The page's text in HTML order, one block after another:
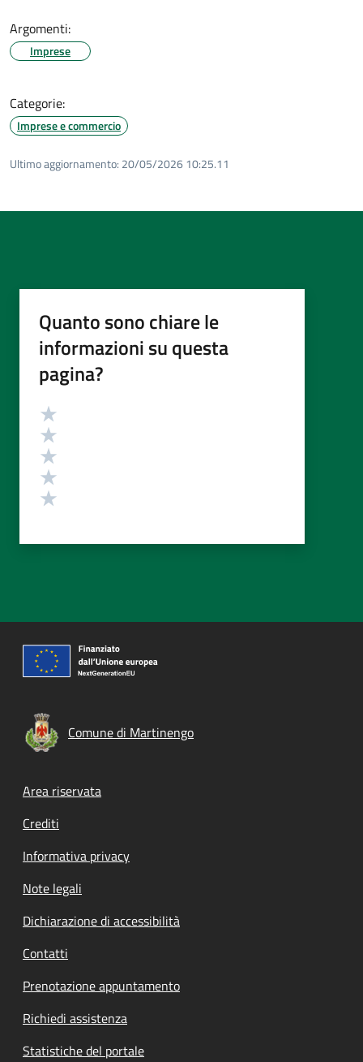
Argomenti:
Imprese
Categorie:
Imprese e commercio
Ultimo aggiornamento: 20/05/2026 10:25.11
Quanto sono chiare le
informazioni su questa
pagina?
Valutazione
Comune di Martinengo
Footer menu
Area riservata
Crediti
Informativa privacy
Note legali
Dichiarazione di accessibilità
Contatti
Prenotazione appuntamento
Richiedi assistenza
Statistiche del portale